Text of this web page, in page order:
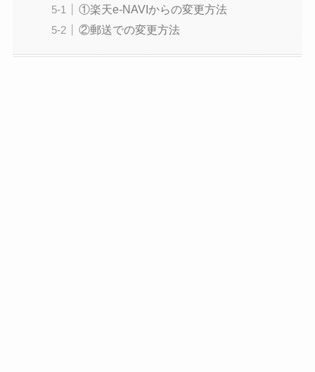
①楽天e-NAVIからの変更方法
②郵送での変更方法